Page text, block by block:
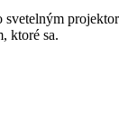
ktoré sa.